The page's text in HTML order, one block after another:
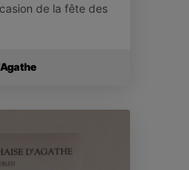
de la fête des